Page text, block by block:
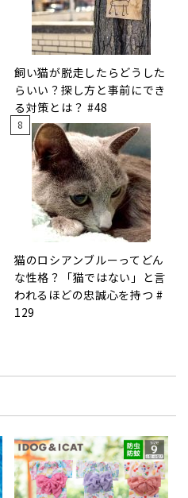
飼い猫が脱走したらどうした
らいい？探し方と事前にでき
る対策とは？ #48
猫のロシアンブルーってどん
な性格？「猫ではない」と言
われるほどの忠誠心を持つ #
129